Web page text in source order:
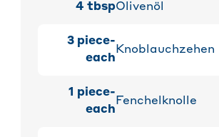
4 tbspOlivenöl
3 piece-
each
Knoblauchzehen
1 piece-
each
Fenchelknolle